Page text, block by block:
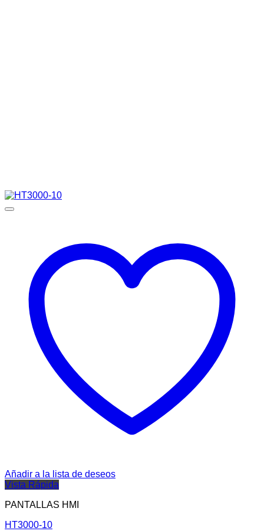
Añadir a la lista de deseos
Vista Rápida
PANTALLAS HMI
HT3000-10